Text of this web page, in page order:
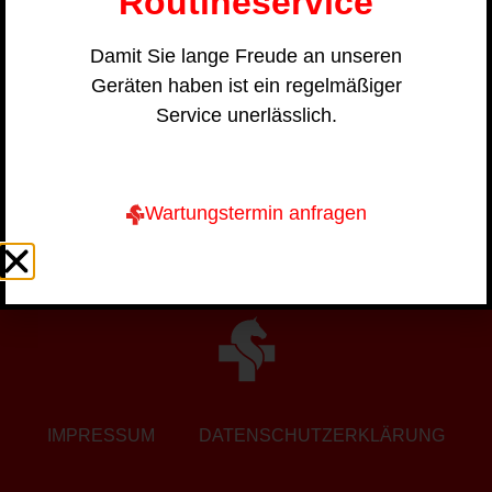
IMPRESSUM DATENSCHUTZERKLÄRUNG
Damit Sie lange Freude an unseren
Geräten haben ist ein regelmäßiger
Service unerlässlich.
Wartungstermin anfragen